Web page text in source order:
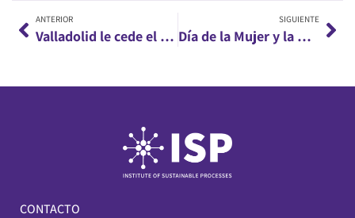
ANTERIOR
Valladolid le cede el testigo a Novi Sad (Serbia) como sede del segundo congreso en Photorefineries
SIGUIENTE
Día de la Mujer y la Niña en la Ciencia 2026
CONTACTO